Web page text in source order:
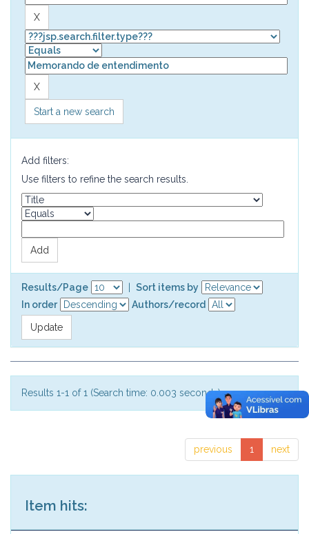
Start a new search
Add filters:
Use filters to refine the search results.
Results/Page
Sort items by
In order
Authors/record
Results 1-1 of 1 (Search time: 0.003 seconds).
previous 1 next
Item hits: